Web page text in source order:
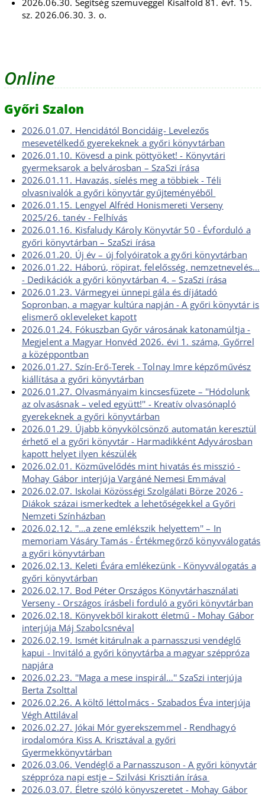
2026.06.30. Segítség szemüveggel Kisalföld 81. évf. 15.
sz. 2026.06.30. 3. o.
Online
Győri Szalon
2026.01.07. Hencidától Boncidáig- Levelezős
mesevetélkedő gyerekeknek a győri könyvtárban
2026.01.10. Kövesd a pink pöttyöket! - Könyvtári
gyermeksarok a belvárosban – SzaSzi írása
2026.01.11. Havazás, síelés meg a többiek - Téli
olvasnivalók a győri könyvtár gyűjteményéből
2026.01.15. Lengyel Alfréd Honismereti Verseny
2025/26. tanév - Felhívás
2026.01.16. Kisfaludy Károly Könyvtár 50 - Évforduló a
győri könyvtárban – SzaSzi írása
2026.01.20. Új év – új folyóiratok a győri könyvtárban
2026.01.22. Háború, röpirat, felelősség, nemzetnevelés…
- Dedikációk a győri könyvtárban 4. – SzaSzi írása
2026.01.23. Vármegyei ünnepi gála és díjátadó
Sopronban, a magyar kultúra napján - A győri könyvtár is
elismerő okleveleket kapott
2026.01.24. Fókuszban Győr városának katonamúltja -
Megjelent a Magyar Honvéd 2026. évi 1. száma, Győrrel
a középpontban
2026.01.27. Szín-Erő-Terek - Tolnay Imre képzőművész
kiállítása a győri könyvtárban
2026.01.27. Olvasmányaim kincsesfüzete – ''Hódolunk
az olvasásnak – veled együtt!'' - Kreatív olvasónapló
gyerekeknek a győri könyvtárban
2026.01.29. Újabb könyvkölcsönző automatán keresztül
érhető el a győri könyvtár - Harmadikként Adyvárosban
kapott helyet ilyen készülék
2026.02.01. Közművelődés mint hivatás és misszió -
Mohay Gábor interjúja Vargáné Nemesi Emmával
2026.02.07. Iskolai Közösségi Szolgálati Börze 2026 -
Diákok százai ismerkedtek a lehetőségekkel a Győri
Nemzeti Színházban
2026.02.12. ''…a zene emlékszik helyettem'' – In
memoriam Vásáry Tamás - Értékmegőrző könyvválogatás
a győri könyvtárban
2026.02.13. Keleti Évára emlékezünk - Könyvválogatás a
győri könyvtárban
2026.02.17. Bod Péter Országos Könyvtárhasználati
Verseny - Országos írásbeli forduló a győri könyvtárban
2026.02.18. Könyvekből kirakott életmű - Mohay Gábor
interjúja Máj Szabolcsnéval
2026.02.19. Ismét kitárulnak a parnasszusi vendéglő
kapui - Invitáló a győri könyvtárba a magyar széppróza
napjára
2026.02.23. ''Maga a mese inspirál…'' SzaSzi interjúja
Berta Zsolttal
2026.02.26. A költő léttolmács - Szabados Éva interjúja
Végh Attilával
2026.02.27. Jókai Mór gyerekszemmel - Rendhagyó
irodalomóra Kiss A. Krisztával a győri
Gyermekkönyvtárban
2026.03.06. Vendéglő a Parnasszuson - A győri könyvtár
széppróza napi estje – Szilvási Krisztián írása
2026.03.07. Életre szóló könyvszeretet - Mohay Gábor